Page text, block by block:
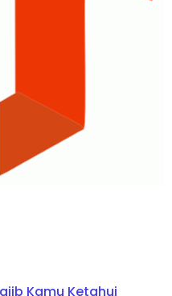
Kamu Ketahui